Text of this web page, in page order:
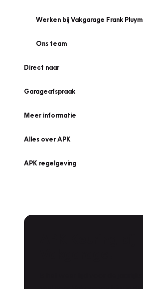
Werken bij Vakgarage Frank Pluym
Ons team
Direct naar
Garageafspraak
Meer informatie
Alles over APK
APK regelgeving